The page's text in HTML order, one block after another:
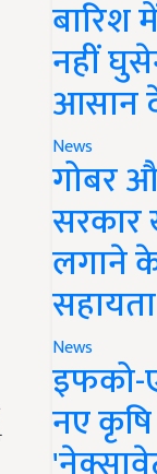
नहीं
आसान
News
गोबर
सरकार
लगाने
सहायता
News
इफको-
नए